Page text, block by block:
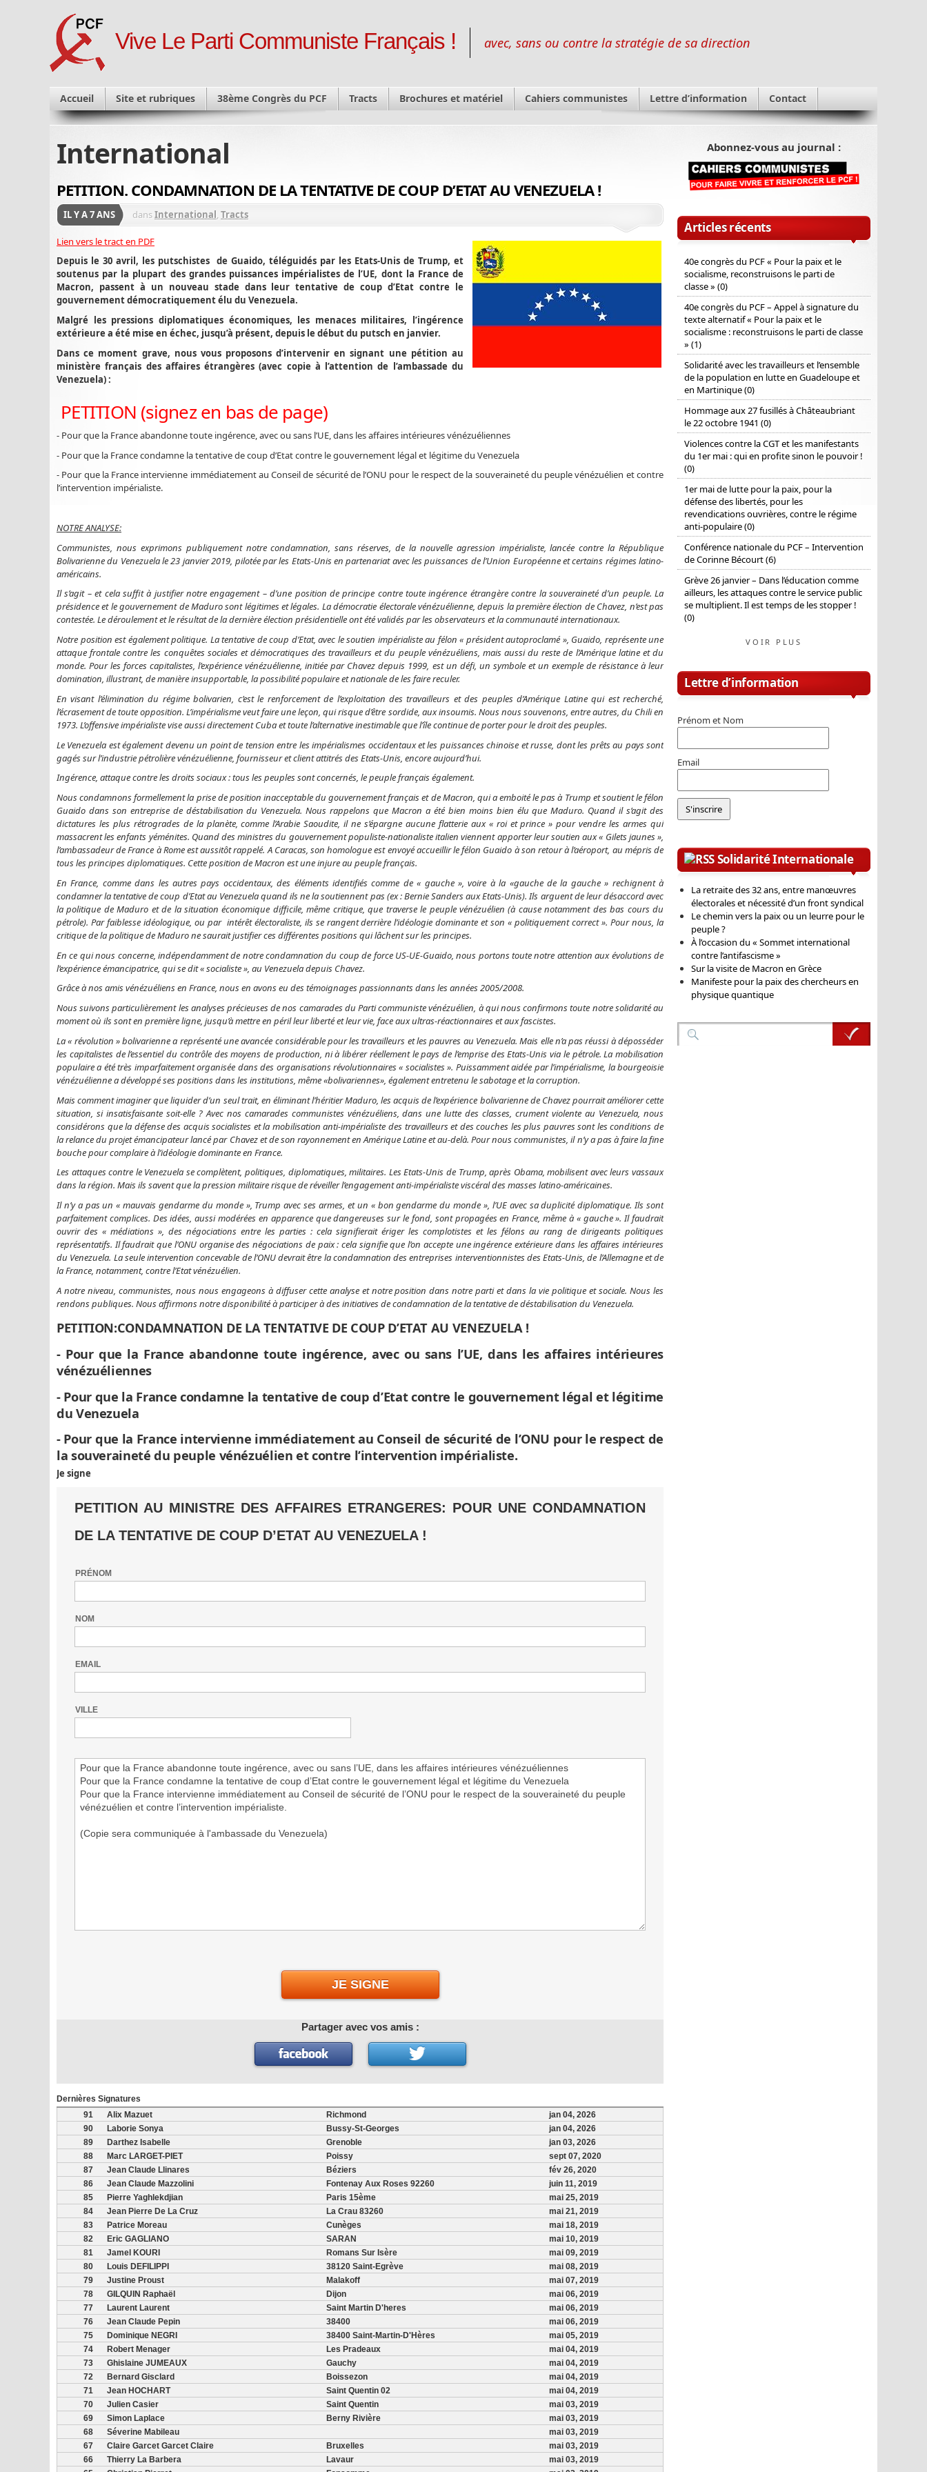
Vive Le Parti Communiste Français ! avec, sans ou contre la stratégie de sa direction
Accueil Site et rubriques 38ème Congrès du PCF Tracts Brochures et matériel Cahiers communistes Lettre d’information Contact
International
PETITION. CONDAMNATION DE LA TENTATIVE DE COUP D’ETAT AU VENEZUELA !
IL Y A 7 ANS dansInternational, Tracts
Lien vers le tract en PDF
Depuis le 30 avril, les putschistes de Guaido, téléguidés par les Etats-Unis de Trump, et
soutenus par la plupart des grandes puissances impérialistes de l’UE, dont la France de
Macron, passent à un nouveau stade dans leur tentative de coup d’Etat contre le
gouvernement démocratiquement élu du Venezuela.
Malgré les pressions diplomatiques économiques, les menaces militaires, l’ingérence
extérieure a été mise en échec, jusqu’à présent, depuis le début du putsch en janvier.
Dans ce moment grave, nous vous proposons d’intervenir en signant une pétition au
ministère français des affaires étrangères (avec copie à l’attention de l’ambassade du
Venezuela) :
PETITION (signez en bas de page)
- Pour que la France abandonne toute ingérence, avec ou sans l’UE, dans les affaires intérieures vénézuéliennes
- Pour que la France condamne la tentative de coup d’Etat contre le gouvernement légal et légitime du Venezuela
- Pour que la France intervienne immédiatement au Conseil de sécurité de l’ONU pour le respect de la souveraineté du peuple vénézuélien et contre
l’intervention impérialiste.
NOTRE ANALYSE:
Communistes, nous exprimons publiquement notre condamnation, sans réserves, de la nouvelle agression impérialiste, lancée contre la République
Bolivarienne du Venezuela le 23 janvier 2019, pilotée par les Etats-Unis en partenariat avec les puissances de l’Union Européenne et certains régimes latino-
américains.
Il s’agit – et cela suffit à justifier notre engagement – d’une position de principe contre toute ingérence étrangère contre la souveraineté d’un peuple. La
présidence et le gouvernement de Maduro sont légitimes et légales. La démocratie électorale vénézuélienne, depuis la première élection de Chavez, n’est pas
contestée. Le déroulement et le résultat de la dernière élection présidentielle ont été validés par les observateurs et la communauté internationaux.
Notre position est également politique. La tentative de coup d’Etat, avec le soutien impérialiste au félon « président autoproclamé », Guaido, représente une
attaque frontale contre les conquêtes sociales et démocratiques des travailleurs et du peuple vénézuéliens, mais aussi du reste de l’Amérique latine et du
monde. Pour les forces capitalistes, l’expérience vénézuélienne, initiée par Chavez depuis 1999, est un défi, un symbole et un exemple de résistance à leur
domination, illustrant, de manière insupportable, la possibilité populaire et nationale de les faire reculer.
En visant l’élimination du régime bolivarien, c’est le renforcement de l’exploitation des travailleurs et des peuples d’Amérique Latine qui est recherché,
l’écrasement de toute opposition. L’impérialisme veut faire une leçon, qui risque d’être sordide, aux insoumis. Nous nous souvenons, entre autres, du Chili en
1973. L’offensive impérialiste vise aussi directement Cuba et toute l’alternative inestimable que l’île continue de porter pour le droit des peuples.
Le Venezuela est également devenu un point de tension entre les impérialismes occidentaux et les puissances chinoise et russe, dont les prêts au pays sont
gagés sur l’industrie pétrolière vénézuélienne, fournisseur et client attitrés des Etats-Unis, encore aujourd’hui.
Ingérence, attaque contre les droits sociaux : tous les peuples sont concernés, le peuple français également.
Nous condamnons formellement la prise de position inacceptable du gouvernement français et de Macron, qui a emboité le pas à Trump et soutient le félon
Guaido dans son entreprise de déstabilisation du Venezuela. Nous rappelons que Macron a été bien moins bien élu que Maduro. Quand il s’agit des
dictatures les plus rétrogrades de la planète, comme l’Arabie Saoudite, il ne s’épargne aucune flatterie aux « roi et prince » pour vendre les armes qui
massacrent les enfants yéménites. Quand des ministres du gouvernement populiste-nationaliste italien viennent apporter leur soutien aux « Gilets jaunes »,
l’ambassadeur de France à Rome est aussitôt rappelé. A Caracas, son homologue est envoyé accueillir le félon Guaido à son retour à l’aéroport, au mépris de
tous les principes diplomatiques. Cette position de Macron est une injure au peuple français.
En France, comme dans les autres pays occidentaux, des éléments identifiés comme de « gauche », voire à la «gauche de la gauche » rechignent à
condamner la tentative de coup d’Etat au Venezuela quand ils ne la soutiennent pas (ex : Bernie Sanders aux Etats-Unis). Ils arguent de leur désaccord avec
la politique de Maduro et de la situation économique difficile, même critique, que traverse le peuple vénézuélien (à cause notamment des bas cours du
pétrole). Par faiblesse idéologique, ou par intérêt électoraliste, ils se rangent derrière l’idéologie dominante et son « politiquement correct ». Pour nous, la
critique de la politique de Maduro ne saurait justifier ces différentes positions qui lâchent sur les principes.
En ce qui nous concerne, indépendamment de notre condamnation du coup de force US-UE-Guaido, nous portons toute notre attention aux évolutions de
l’expérience émancipatrice, qui se dit « socialiste », au Venezuela depuis Chavez.
Grâce à nos amis vénézuéliens en France, nous en avons eu des témoignages passionnants dans les années 2005/2008.
Nous suivons particulièrement les analyses précieuses de nos camarades du Parti communiste vénézuélien, à qui nous confirmons toute notre solidarité au
moment où ils sont en première ligne, jusqu’à mettre en péril leur liberté et leur vie, face aux ultras-réactionnaires et aux fascistes.
La « révolution » bolivarienne a représenté une avancée considérable pour les travailleurs et les pauvres au Venezuela. Mais elle n’a pas réussi à déposséder
les capitalistes de l’essentiel du contrôle des moyens de production, ni à libérer réellement le pays de l’emprise des Etats-Unis via le pétrole. La mobilisation
populaire a été très imparfaitement organisée dans des organisations révolutionnaires « socialistes ». Puissamment aidée par l’impérialisme, la bourgeoisie
vénézuélienne a développé ses positions dans les institutions, même «bolivariennes», également entretenu le sabotage et la corruption.
Mais comment imaginer que liquider d’un seul trait, en éliminant l’héritier Maduro, les acquis de l’expérience bolivarienne de Chavez pourrait améliorer cette
situation, si insatisfaisante soit-elle ? Avec nos camarades communistes vénézuéliens, dans une lutte des classes, crument violente au Venezuela, nous
considérons que la défense des acquis socialistes et la mobilisation anti-impérialiste des travailleurs et des couches les plus pauvres sont les conditions de
la relance du projet émancipateur lancé par Chavez et de son rayonnement en Amérique Latine et au-delà. Pour nous communistes, il n’y a pas à faire la fine
bouche pour complaire à l’idéologie dominante en France.
Les attaques contre le Venezuela se complètent, politiques, diplomatiques, militaires. Les Etats-Unis de Trump, après Obama, mobilisent avec leurs vassaux
dans la région. Mais ils savent que la pression militaire risque de réveiller l’engagement anti-impérialiste viscéral des masses latino-américaines.
Il n’y a pas un « mauvais gendarme du monde », Trump avec ses armes, et un « bon gendarme du monde », l’UE avec sa duplicité diplomatique. Ils sont
parfaitement complices. Des idées, aussi modérées en apparence que dangereuses sur le fond, sont propagées en France, même à « gauche ». Il faudrait
ouvrir des « médiations », des négociations entre les parties : cela signifierait ériger les complotistes et les félons au rang de dirigeants politiques
représentatifs. Il faudrait que l’ONU organise des négociations de paix : cela signifie que l’on accepte une ingérence extérieure dans les affaires intérieures
du Venezuela. La seule intervention concevable de l’ONU devrait être la condamnation des entreprises interventionnistes des Etats-Unis, de l’Allemagne et de
la France, notamment, contre l’Etat vénézuélien.
A notre niveau, communistes, nous nous engageons à diffuser cette analyse et notre position dans notre parti et dans la vie politique et sociale. Nous les
rendons publiques. Nous affirmons notre disponibilité à participer à des initiatives de condamnation de la tentative de déstabilisation du Venezuela.
PETITION:CONDAMNATION DE LA TENTATIVE DE COUP D’ETAT AU VENEZUELA !
- Pour que la France abandonne toute ingérence, avec ou sans l’UE, dans les affaires intérieures
vénézuéliennes
- Pour que la France condamne la tentative de coup d’Etat contre le gouvernement légal et légitime
du Venezuela
- Pour que la France intervienne immédiatement au Conseil de sécurité de l’ONU pour le respect de
la souveraineté du peuple vénézuélien et contre l’intervention impérialiste.
Je signe
PETITION AU MINISTRE DES AFFAIRES ETRANGERES: POUR UNE CONDAMNATION
DE LA TENTATIVE DE COUP D’ETAT AU VENEZUELA !
PRÉNOM
NOM
EMAIL
VILLE
JE SIGNE
Partager avec vos amis :
Dernières Signatures
91
Alix Mazuet Richmond
jan 04, 2026
90
Laborie Sonya Bussy-St-Georges
jan 04, 2026
89
Darthez Isabelle Grenoble
jan 03, 2026
88
Marc LARGET-PIET Poissy
sept 07, 2020
87
Jean Claude Llinares Béziers
fév 26, 2020
86
Jean Claude Mazzolini Fontenay Aux Roses 92260
juin 11, 2019
85
Pierre Yaghlekdjian Paris 15ème
mai 25, 2019
84
Jean Pierre De La Cruz La Crau 83260
mai 21, 2019
83
Patrice Moreau Cunèges
mai 18, 2019
82
Eric GAGLIANO SARAN
mai 10, 2019
81
Jamel KOURI Romans Sur Isère
mai 09, 2019
80
Louis DEFILIPPI 38120 Saint-Egrève
mai 08, 2019
79
Justine Proust Malakoff
mai 07, 2019
78
GILQUIN Raphaël Dijon
mai 06, 2019
77
Laurent Laurent Saint Martin D'heres
mai 06, 2019
76
Jean Claude Pepin 38400
mai 06, 2019
75
Dominique NEGRI 38400 Saint-Martin-D'Hères
mai 05, 2019
74
Robert Menager Les Pradeaux
mai 04, 2019
73
Ghislaine JUMEAUX Gauchy
mai 04, 2019
72
Bernard Gisclard Boissezon
mai 04, 2019
71
Jean HOCHART Saint Quentin 02
mai 04, 2019
70
Julien Casier Saint Quentin
mai 03, 2019
69
Simon Laplace Berny Rivière
mai 03, 2019
68
Séverine Mabileau
mai 03, 2019
67
Claire Garcet Garcet Claire Bruxelles
mai 03, 2019
66
Thierry La Barbera Lavaur
mai 03, 2019
Abonnez-vous au journal :
Articles récents
40e congrès du PCF « Pour la paix et le
socialisme, reconstruisons le parti de
classe » (0)
40e congrès du PCF – Appel à signature du
texte alternatif « Pour la paix et le
socialisme : reconstruisons le parti de classe
» (1)
Solidarité avec les travailleurs et l’ensemble
de la population en lutte en Guadeloupe et
en Martinique (0)
Hommage aux 27 fusillés à Châteaubriant
le 22 octobre 1941 (0)
Violences contre la CGT et les manifestants
du 1er mai : qui en profite sinon le pouvoir !
(0)
1er mai de lutte pour la paix, pour la
défense des libertés, pour les
revendications ouvrières, contre le régime
anti-populaire (0)
Conférence nationale du PCF – Intervention
de Corinne Bécourt (6)
Grève 26 janvier – Dans l’éducation comme
ailleurs, les attaques contre le service public
se multiplient. Il est temps de les stopper !
(0)
VOIR PLUS
Lettre d’information
Prénom et Nom
Email
Solidarité Internationale
La retraite des 32 ans, entre manœuvres
électorales et nécessité d’un front syndical
Le chemin vers la paix ou un leurre pour le
peuple ?
À l’occasion du « Sommet international
contre l’antifascisme »
Sur la visite de Macron en Grèce
Manifeste pour la paix des chercheurs en
physique quantique